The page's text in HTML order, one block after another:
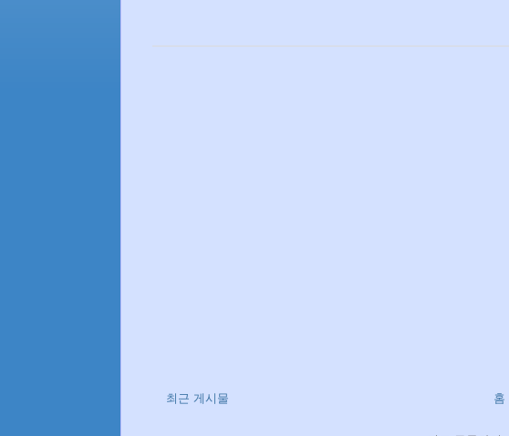
최근 게시물 홈